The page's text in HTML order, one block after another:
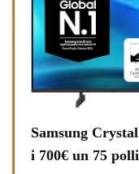
Samsung
i 700€ un 75